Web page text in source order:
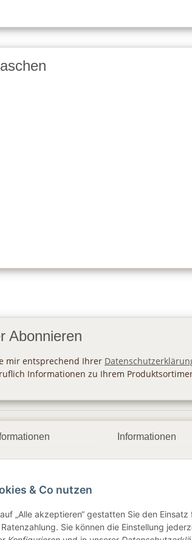
Abonnieren
mir entsprechend Ihrer
Informationen zu Ihrem
Informationen
Newsletter
& Co nutzen
„Alle akzeptieren“ gestatten Sie den
Sie können die Einstellung